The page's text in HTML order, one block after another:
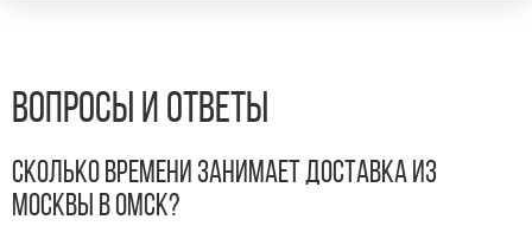
Вопросы и ответы
Сколько времени занимает доставка из
Москвы в Омск?